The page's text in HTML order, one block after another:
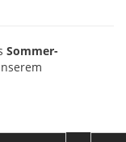
Sommer-